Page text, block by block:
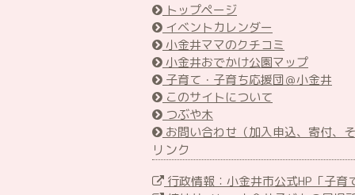
トップページ
イベントカレンダー
小金井ママのクチコミ
小金井おでかけ公園マップ
子育て・子育ち応援団＠小金井
このサイトについて
つぶや木
お問い合わせ（加入申込、寄付、そ
リンク
行政情報：小金井市公式HP「子育